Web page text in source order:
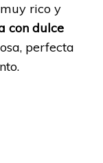
rico y
con dulce
perfecta